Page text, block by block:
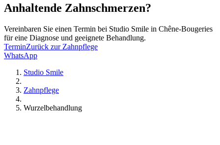
Anhaltende Zahnschmerzen?
Vereinbaren Sie einen Termin bei Studio Smile in Chêne-Bougeries
für eine Diagnose und geeignete Behandlung.
TerminZurück zur Zahnpflege
WhatsApp
Studio Smile
Zahnpflege
Wurzelbehandlung